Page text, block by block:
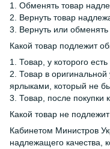
1. Обменять товар
2. Вернуть товар
3. Вернуть или
Какой товар подлежит
1. Товар, у которого есть
2. Товар в
ярлыками, который не
3. Товар, после покупки
Какой товар не
Кабинетом Министров
надлежащего качества,